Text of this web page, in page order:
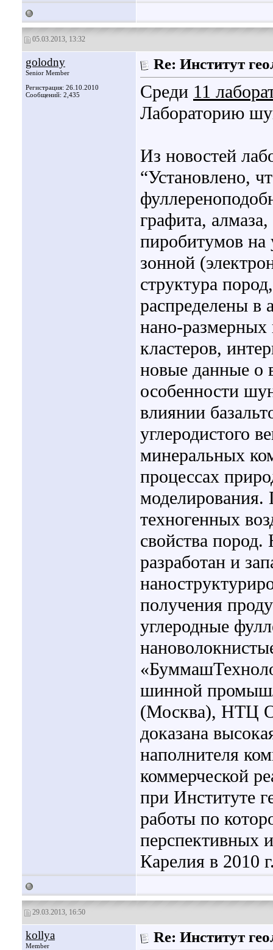
05.03.2013, 13:32
golodny
Senior Member
Регистрация: 26.10.2010
Сообщений: 2,435
Re: Институт
Среди 11
Лабораторию
Из новостей
“Установлено,
графита,
пиробитумов на
зонной
структура
распределены в
нано-размерных
кластеров,
новые данные о
особенности
влиянии
углеродистого
минеральных
процессах
моделирования.
техногенных
свойства
разработан и
получения
углеродные
шинной
(Москва), НТЦ
доказана
наполнителя
коммерческой
при Институте
работы по
перспективных
Карелия в 2010
29.03.2013, 16:50
kollya
Member
Re: Институт